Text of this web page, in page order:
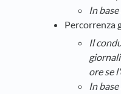
In
Percorrenza
Il
ore se
In